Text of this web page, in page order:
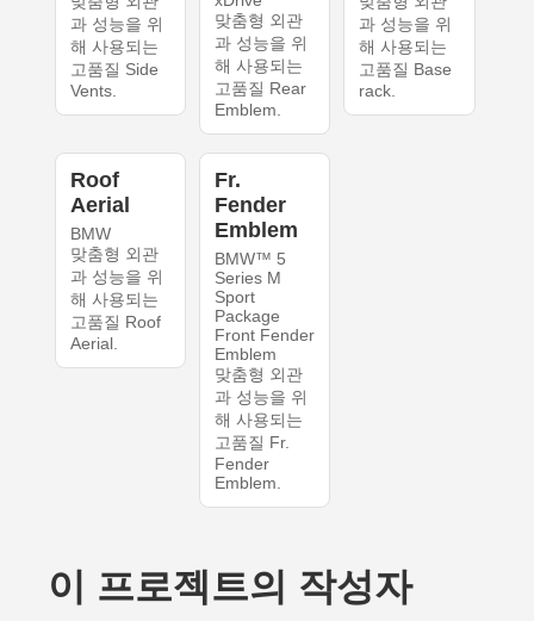
과 성능을 위
해 사용되는
고품질 Side
Vents.
맞춤형 외관
과 성능을 위
해 사용되는
고품질 Rear
Emblem.
과 성능을 위
해 사용되는
고품질 Base
rack.
Roof
Aerial
BMW
맞춤형 외관
과 성능을 위
해 사용되는
고품질 Roof
Aerial.
Fr.
Fender
Emblem
BMW™ 5
Series M
Sport
Package
Front Fender
Emblem
맞춤형 외관
과 성능을 위
해 사용되는
고품질 Fr.
Fender
Emblem.
이 프로젝트의 작성자